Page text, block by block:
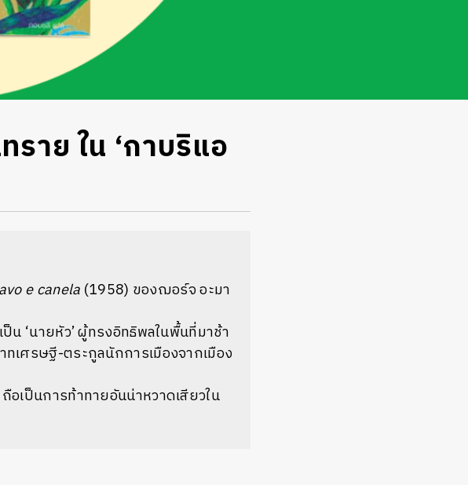
ราย ใน ‘กาบริแอ
e canela (1958) ของฌอร์จ อะมา
น ‘นายหัว’ ผู้ทรงอิทธิพลในพื้นที่มาช้า
เศรษฐี-ตระกูลนักการเมืองจากเมือง
อเป็นการท้าทายอันน่าหวาดเสียวใน